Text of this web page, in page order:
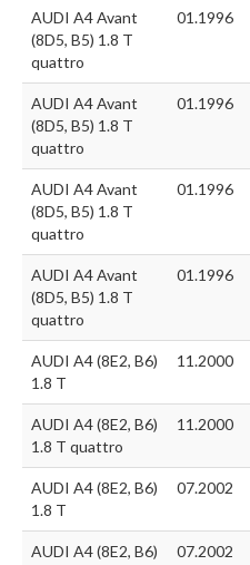
AUDI A4 Avant
(8D5, B5) 1.8 T
quattro
01.1996
AUDI A4 Avant
(8D5, B5) 1.8 T
quattro
01.1996
AUDI A4 Avant
(8D5, B5) 1.8 T
quattro
01.1996
AUDI A4 Avant
(8D5, B5) 1.8 T
quattro
01.1996
AUDI A4 (8E2, B6)
1.8 T
11.2000
AUDI A4 (8E2, B6)
1.8 T quattro
11.2000
AUDI A4 (8E2, B6)
1.8 T
07.2002
AUDI A4 (8E2, B6)
07.2002